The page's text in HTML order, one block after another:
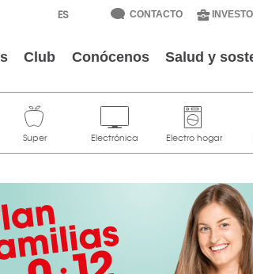
CONTACTO
Club Conócenos Salud y